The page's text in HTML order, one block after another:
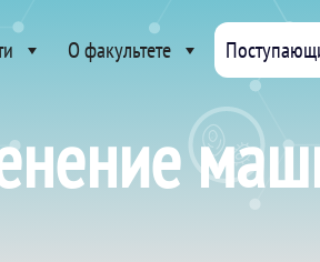
О факультете